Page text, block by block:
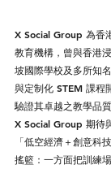
X Social Group 為香
教育機構，曾與香港
坡國際學校及多所知
與定制化 STEM 課程
驗證其卓越之教學品
X Social Group 期待
「低空經濟＋創意科
搖籃：一方面把訓練